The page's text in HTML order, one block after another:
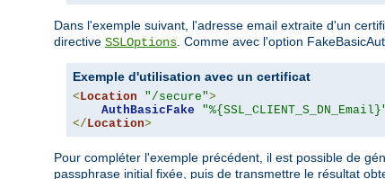
Dans l'exemple suivant, l'adresse email extraite d'un
directive SSLOptions. Comme avec l'option
Exemple d'utilisation avec un certificat
<Location "/secure">
AuthBasicFake
</Location>
Pour compléter l'exemple précédent, il est possible de
passphrase initial fixée, puis de transmettre le résultat